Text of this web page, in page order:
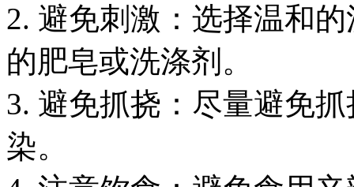
2. 避免刺激：选择温和
的肥皂或洗涤剂。
3. 避免抓挠：尽量避免
染。